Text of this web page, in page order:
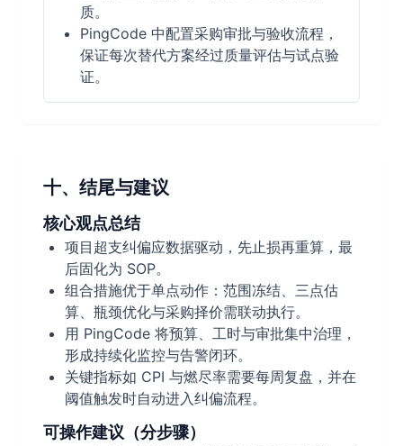
质。
PingCode 中配置采购审批与验收流程，
保证每次替代方案经过质量评估与试点验
证。
十、结尾与建议
核心观点总结
项目超支纠偏应数据驱动，先止损再重算，最
后固化为 SOP。
组合措施优于单点动作：范围冻结、三点估
算、瓶颈优化与采购择价需联动执行。
用 PingCode 将预算、工时与审批集中治理，
形成持续化监控与告警闭环。
关键指标如 CPI 与燃尽率需要每周复盘，并在
阈值触发时自动进入纠偏流程。
可操作建议（分步骤）